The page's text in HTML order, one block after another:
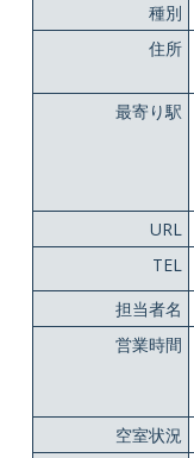
種別
住所
最寄り駅
URL
TEL
担当者名
営業時間
空室状況